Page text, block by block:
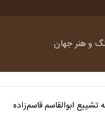
و هنرجهان
ابوالقاسم قاسم‌زاده